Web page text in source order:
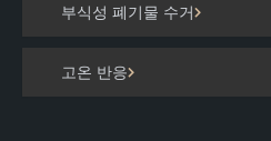
부식성 폐기물 수거
고온 반응